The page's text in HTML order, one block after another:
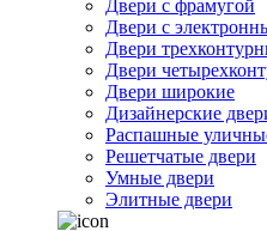
Двери с фрамугой
Двери с
Двери
Двери
Двери широкие
Дизайнерские
Распашные
Решетчатые двери
Умные двери
Элитные двери